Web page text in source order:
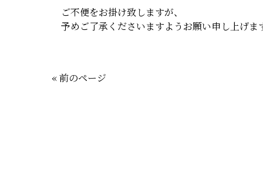
ご不便をお掛け致しますが、
予めご了承くださいますようお願い申し上げま
« 前のページ